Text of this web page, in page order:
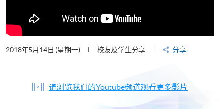
2018年5月14日 (星期一) 校友及学生分享 分享
请浏览我们的Youtube频道观看更多影片